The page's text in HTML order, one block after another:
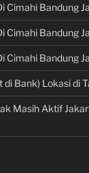
Cimahi Bandung
Cimahi Bandung
Cimahi Bandung
di Bank) Lokasi di
Masih Aktif